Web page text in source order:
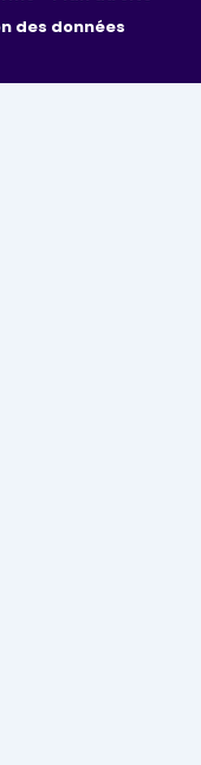
des données